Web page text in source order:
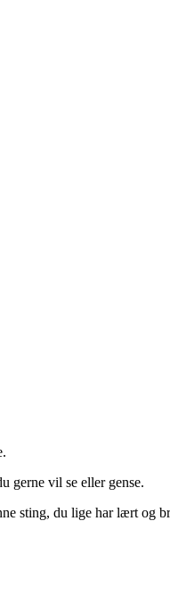
gerne vil se eller gense.
sting, du lige har lært og